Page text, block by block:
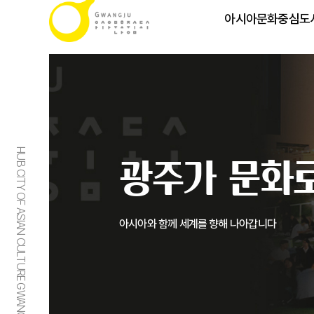
아시아문화중심도
HUB CITY OF ASIAN CULTURE GWANGJU 광주가 문화
아시아와 함께 세계를 향해 나아갑니다